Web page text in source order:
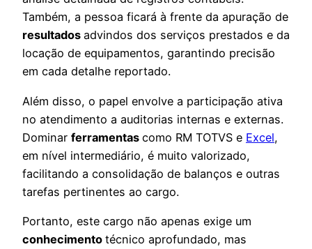
Também, a pessoa ficará à frente da apuração de
resultados advindos dos serviços prestados e da
locação de equipamentos, garantindo precisão
em cada detalhe reportado.
Além disso, o papel envolve a participação ativa
no atendimento a auditorias internas e externas.
Dominar ferramentas como RM TOTVS e Excel,
em nível intermediário, é muito valorizado,
facilitando a consolidação de balanços e outras
tarefas pertinentes ao cargo.
Portanto, este cargo não apenas exige um
conhecimento técnico aprofundado, mas